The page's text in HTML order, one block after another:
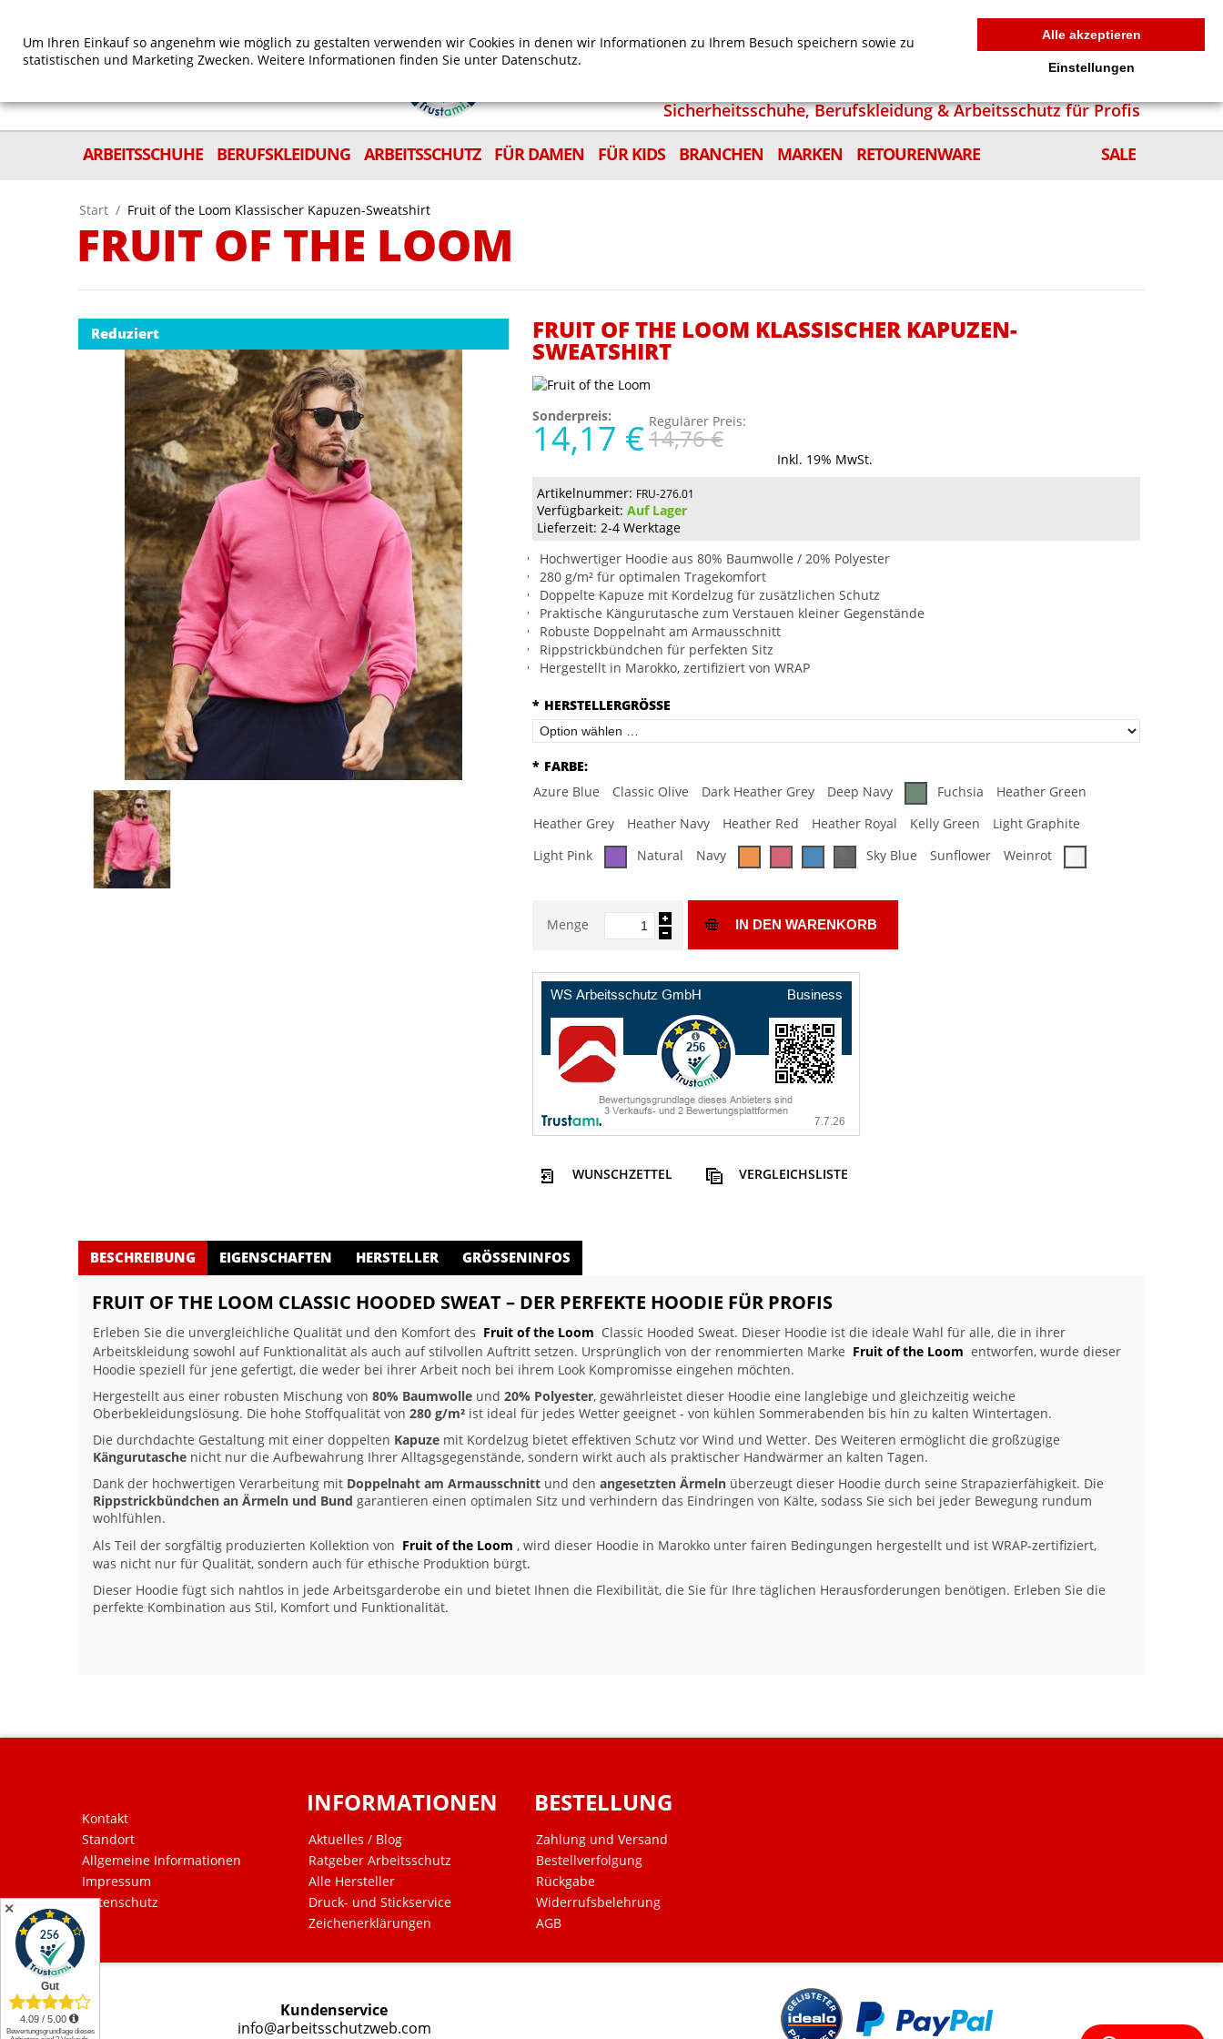
MEIN WARENKORB 0
Sicherheitsschuhe, Berufskleidung & Arbeitsschutz für Profis
ARBEITSSCHUHE
BERUFSKLEIDUNG ARBEITSSCHUTZ FÜR DAMEN FÜR KIDS BRANCHEN MARKEN RETOURENWARE SALE
Start / Fruit of the Loom Klassischer Kapuzen-Sweatshirt
FRUIT OF THE LOOM
Reduziert FRUIT OF THE LOOM KLASSISCHER KAPUZEN-
SWEATSHIRT
Sonderpreis:
14,17 € Regulärer Preis:
14,76 €
Inkl. 19% MwSt.
Artikelnummer: FRU-276.01
Verfügbarkeit: Auf Lager
Lieferzeit: 2-4 Werktage
Hochwertiger Hoodie aus 80% Baumwolle / 20% Polyester
280 g/m² für optimalen Tragekomfort
Doppelte Kapuze mit Kordelzug für zusätzlichen Schutz
Praktische Kängurutasche zum Verstauen kleiner Gegenstände
Robuste Doppelnaht am Armausschnitt
Rippstrickbündchen für perfekten Sitz
Hergestellt in Marokko, zertifiziert von WRAP
* HERSTELLERGRÖSSE
* FARBE:
Azure Blue
Classic Olive Dark Heather Grey Deep Navy Fuchsia
Heather Green
Heather Grey
Heather Navy Heather Red Heather Royal Kelly Green
Light Graphite
Light Pink
Natural Navy Sky Blue Sunflower Weinrot
Menge IN DEN WARENKORB
WUNSCHZETTEL VERGLEICHSLISTE
BESCHREIBUNG EIGENSCHAFTEN HERSTELLER GRÖSSENINFOS
FRUIT OF THE LOOM CLASSIC HOODED SWEAT – DER PERFEKTE HOODIE FÜR PROFIS
Erleben Sie die unvergleichliche Qualität und den Komfort des Fruit of the Loom Classic Hooded Sweat. Dieser Hoodie ist die ideale Wahl für alle, die in ihrer
Arbeitskleidung sowohl auf Funktionalität als auch auf stilvollen Auftritt setzen. Ursprünglich von der renommierten Marke Fruit of the Loom entworfen, wurde dieser
Hoodie speziell für jene gefertigt, die weder bei ihrer Arbeit noch bei ihrem Look Kompromisse eingehen möchten.
Hergestellt aus einer robusten Mischung von 80% Baumwolle und 20% Polyester, gewährleistet dieser Hoodie eine langlebige und gleichzeitig weiche
Oberbekleidungslösung. Die hohe Stoffqualität von 280 g/m² ist ideal für jedes Wetter geeignet - von kühlen Sommerabenden bis hin zu kalten Wintertagen.
Die durchdachte Gestaltung mit einer doppelten Kapuze mit Kordelzug bietet effektiven Schutz vor Wind und Wetter. Des Weiteren ermöglicht die großzügige
Kängurutasche nicht nur die Aufbewahrung Ihrer Alltagsgegenstände, sondern wirkt auch als praktischer Handwärmer an kalten Tagen.
Dank der hochwertigen Verarbeitung mit Doppelnaht am Armausschnitt und den angesetzten Ärmeln überzeugt dieser Hoodie durch seine Strapazierfähigkeit. Die
Rippstrickbündchen an Ärmeln und Bund garantieren einen optimalen Sitz und verhindern das Eindringen von Kälte, sodass Sie sich bei jeder Bewegung rundum
wohlfühlen.
Als Teil der sorgfältig produzierten Kollektion von Fruit of the Loom , wird dieser Hoodie in Marokko unter fairen Bedingungen hergestellt und ist WRAP-zertifiziert,
was nicht nur für Qualität, sondern auch für ethische Produktion bürgt.
Dieser Hoodie fügt sich nahtlos in jede Arbeitsgarderobe ein und bietet Ihnen die Flexibilität, die Sie für Ihre täglichen Herausforderungen benötigen. Erleben Sie die
perfekte Kombination aus Stil, Komfort und Funktionalität.
Kontakt
Standort
Allgemeine Informationen
Impressum
Datenschutz
INFORMATIONEN
Aktuelles / Blog
Ratgeber Arbeitsschutz
Alle Hersteller
Druck- und Stickservice
Zeichenerklärungen
BESTELLUNG
Zahlung und Versand
Bestellverfolgung
Rückgabe
Widerrufsbelehrung
AGB
Kundenservice
info@arbeitsschutzweb.com
Um Ihren Einkauf so angenehm wie möglich zu gestalten verwenden wir Cookies in denen wir Informationen zu Ihrem Besuch speichern sowie zu
statistischen und Marketing Zwecken. Weitere Informationen finden Sie unter Datenschutz.
Alle akzeptieren
Einstellungen
✕